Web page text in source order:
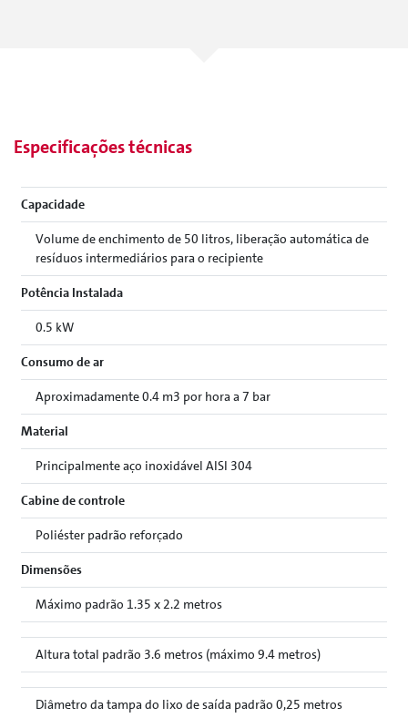
Especificações técnicas
Capacidade
Volume de enchimento de 50 litros, liberação automática de
resíduos intermediários para o recipiente
Potência Instalada
0.5 kW
Consumo de ar
Aproximadamente 0.4 m3 por hora a 7 bar
Material
Principalmente aço inoxidável AISI 304
Cabine de controle
Poliéster padrão reforçado
Dimensões
Máximo padrão 1.35 x 2.2 metros
Altura total padrão 3.6 metros (máximo 9.4 metros)
Diâmetro da tampa do lixo de saída padrão 0,25 metros